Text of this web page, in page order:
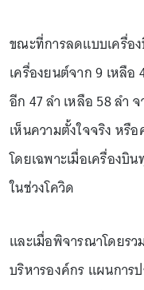
ขณะที่การลดแบบเครื่อ
เครื่องยนต์จาก 9 เหลือ
อีก 47 ลำ เหลือ 58 ลำ
เห็นความตั้งใจจริง หรื
โดยเฉพาะเมื่อเครื่องบิ
ในช่วงโควิด
และเมื่อพิจารณาโดยรว
บริหารองค์กร แผนการ